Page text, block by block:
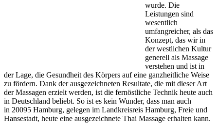
wurde. Die
Leistungen sind
wesentlich
umfangreicher, als das
Konzept, das wir in
der westlichen Kultur
generell als Massage
verstehen und ist in
der Lage, die Gesundheit des Körpers auf eine ganzheitliche Weise
zu fördern. Dank der ausgezeichneten Resultate, die mit dieser Art
der Massagen erzielt werden, ist die fernöstliche Technik heute auch
in Deutschland beliebt. So ist es kein Wunder, dass man auch
in 20095 Hamburg, gelegen im Landkreisreis Hamburg, Freie und
Hansestadt, heute eine ausgezeichnete Thai Massage erhalten kann.